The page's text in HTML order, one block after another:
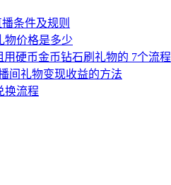
条件及规则
物价格是多少
硬币金币钻石刷礼物的 7个流程
间礼物变现收益的方法
换流程